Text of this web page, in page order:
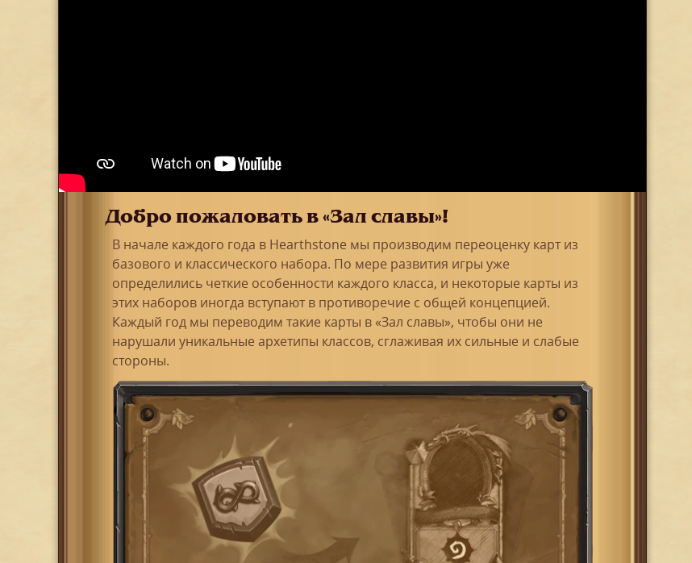
Добро пожаловать в «Зал славы»!
В начале каждого года в Hearthstone мы производим переоценку карт из
базового и классического набора. По мере развития игры уже
определились четкие особенности каждого класса, и некоторые карты из
этих наборов иногда вступают в противоречие с общей концепцией.
Каждый год мы переводим такие карты в «Зал славы», чтобы они не
нарушали уникальные архетипы классов, сглаживая их сильные и слабые
стороны.